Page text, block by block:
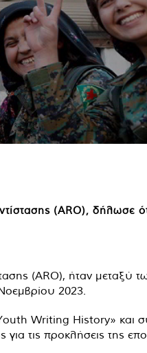
(ARO), δήλωσε
(ARO), ήταν μεταξύ
2023.
Writing History» και
τις προκλήσεις της